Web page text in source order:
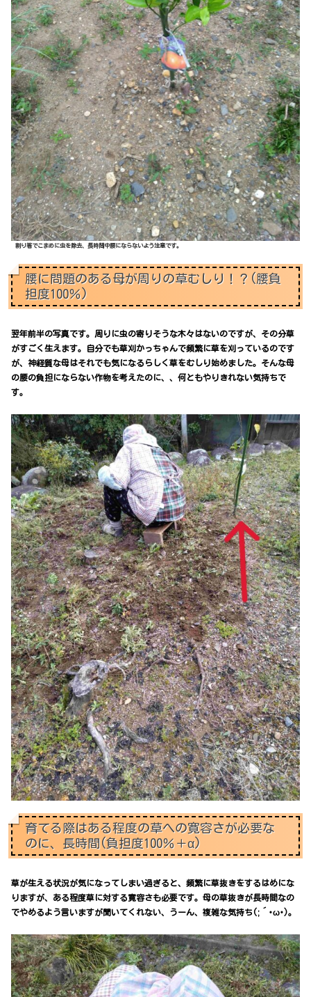
割り箸でこまめに虫を除去、長時間中腰にならないよう注意です。
腰に問題のある母が周りの草むしり！？(腰負
担度100％)
翌年前半の写真です。周りに虫の寄りそうな木々はないのですが、その分草
がすごく生えます。自分でも草刈かっちゃんで頻繁に草を刈っているのです
が、神経質な母はそれでも気になるらしく草をむしり始めました。そんな母
の腰の負担にならない作物を考えたのに、、何ともやりきれない気持ちで
す。
育てる際はある程度の草への寛容さが必要な
のに、長時間(負担度100％＋α)
草が生える状況が気になってしまい過ぎると、頻繁に草抜きをするはめにな
りますが、ある程度草に対する寛容さも必要です。母の草抜きが長時間なの
でやめるよう言いますが聞いてくれない、うーん、複雑な気持ち(;´･ω･)。